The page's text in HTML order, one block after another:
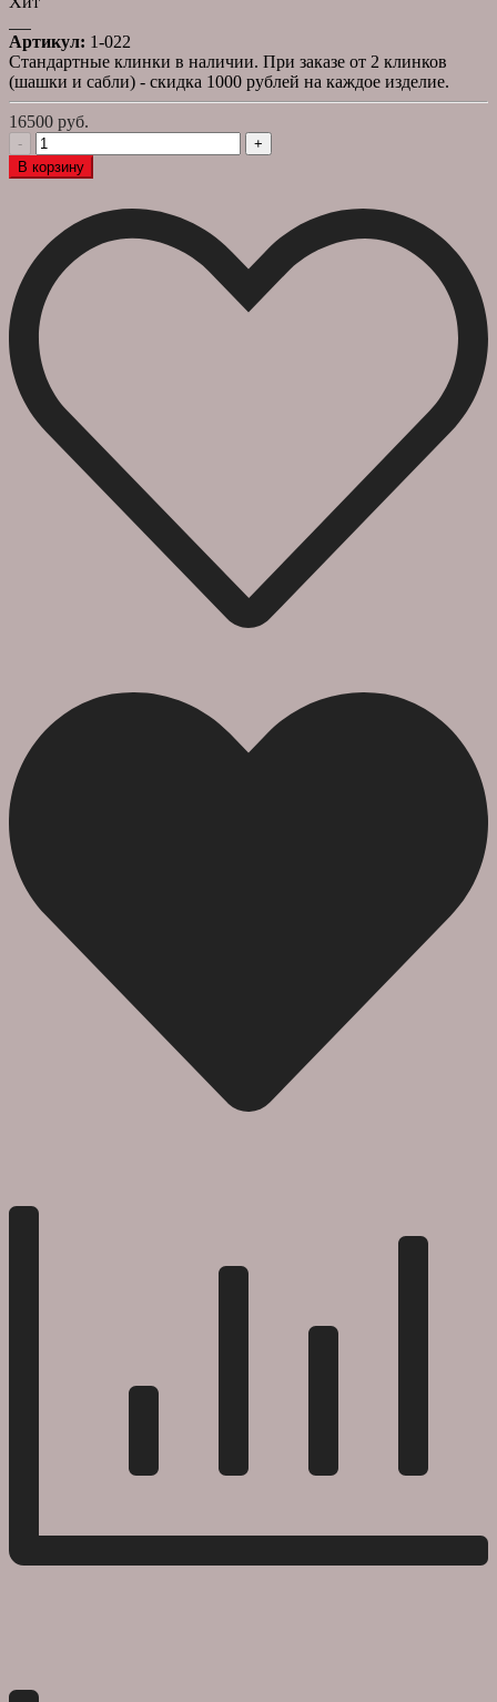
Артикул: 1-022
Стандартные клинки в наличии. При заказе от 2 клинков
(шашки и сабли) - скидка 1000 рублей на каждое изделие.
16500 руб.
-
+
В корзину